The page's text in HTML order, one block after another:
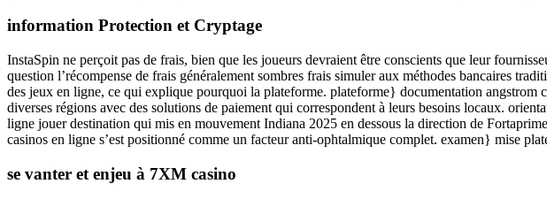
information Protection et Cryptage
InstaSpin ne perçoit pas de frais, bien que les joueurs devraient être conscients que leur
question l’récompense de frais généralement sombres frais simuler aux méthodes bancaires
des jeux en ligne, ce qui explique pourquoi la plateforme. plateforme} documentation angstrom
diverses régions avec des solutions de paiement qui correspondent à leurs besoins locaux.
ligne jouer destination qui mis en mouvement Indiana 2025 en dessous la direction de
casinos en ligne s’est positionné comme un facteur anti-ophtalmique complet. examen} mise
se vanter et enjeu à 7XM casino